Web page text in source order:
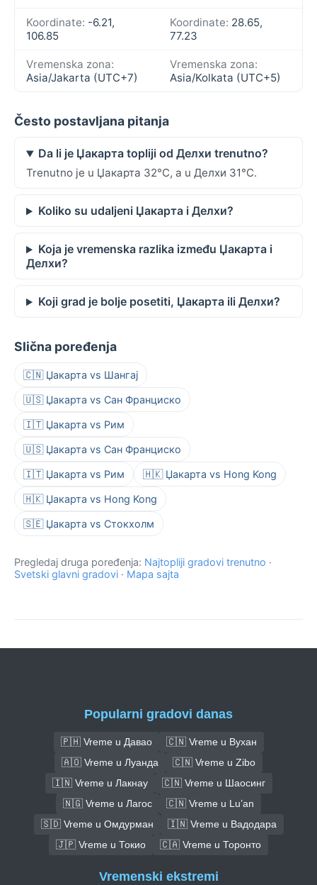
Koordinate: -6.21,
106.85
Koordinate: 28.65,
77.23
Vremenska zona:
Asia/Jakarta (UTC+7)
Vremenska zona:
Asia/Kolkata (UTC+5)
Često postavljana pitanja
Da li je Џакарта topliji od Делхи trenutno?
Trenutno je u Џакарта 32°C, a u Делхи 31°C.
Koliko su udaljeni Џакарта i Делхи?
Koja je vremenska razlika između Џакарта i
Делхи?
Koji grad je bolje posetiti, Џакарта ili Делхи?
Slična poređenja
🇨🇳 Џакарта vs Шангај
🇺🇸 Џакарта vs Сан Франциско
🇮🇹 Џакарта vs Рим
🇺🇸 Џакарта vs Сан Франциско
🇮🇹 Џакарта vs Рим 🇭🇰 Џакарта vs Hong Kong
🇭🇰 Џакарта vs Hong Kong
🇸🇪 Џакарта vs Стокхолм
Pregledaj druga poređenja: Najtopliji gradovi trenutno ·
Svetski glavni gradovi · Mapa sajta
Popularni gradovi danas
🇵🇭 Vreme u Давао
🇨🇳 Vreme u Вухан
🇦🇴 Vreme u Луанда
🇨🇳 Vreme u Zibo
🇮🇳 Vreme u Лакнау
🇨🇳 Vreme u Шаосинг
🇳🇬 Vreme u Лагос
🇨🇳 Vreme u Lu’an
🇸🇩 Vreme u Омдурман
🇮🇳 Vreme u Вадодара
🇯🇵 Vreme u Токио
🇨🇦 Vreme u Торонто
Vremenski ekstremi